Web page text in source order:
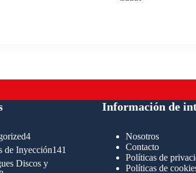
44
productos
de Inyección141
Discos y
Información de
Nosotros
Contacto
Políticas de
Políticas de